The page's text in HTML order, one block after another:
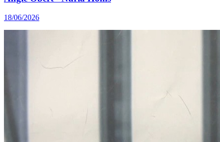
18/06/2026